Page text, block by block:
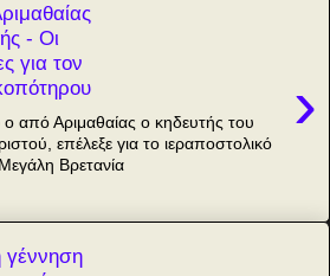
- Οι
για τον
›
από Αριμαθαίας ο κηδευτής του
επέλεξε για το ιεραποστολικό
Βρετανία